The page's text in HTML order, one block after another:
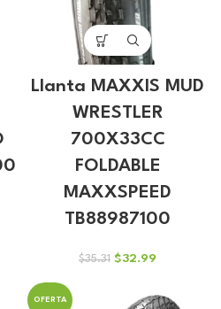
Llanta MAXXIS MUD
WRESTLER
700X33CC
FOLDABLE
MAXXSPEED
TB88987100
$35.31 El
$32.99
OFERTA